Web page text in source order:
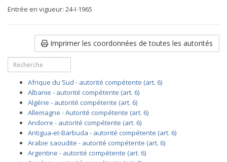
Entrée en vigueur: 24-I-1965
Imprimer les coordonnées de toutes les autorités
Afrique du Sud - autorité compétente (art. 6)
Albanie - autorité compétente (art. 6)
Algérie - autorité compétente (art. 6)
Allemagne - Autorité compétente (art. 6)
Andorre - autorité compétente (art. 6)
Antigua-et-Barbuda - autorité compétente (art. 6)
Arabie saoudite - autorité compétente (art. 6)
Argentine - autorité compétente (art. 6)